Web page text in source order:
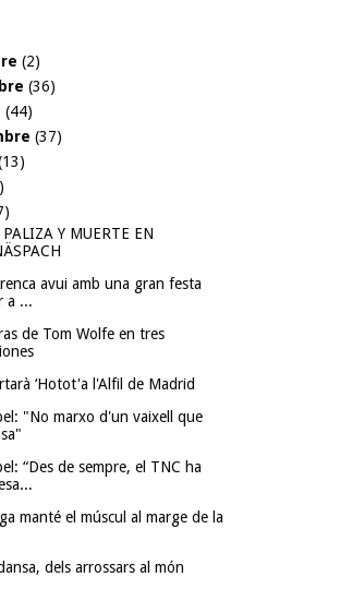
(2)
(36)
(44)
(37)
Y MUERTE EN
avui amb una gran festa
a ...
de Tom Wolfe en tres
‘Hotot'a l'Alfil de Madrid
"No marxo d'un vaixell que
“Des de sempre, el TNC ha
manté el múscul al marge de la
dels arrossars al món